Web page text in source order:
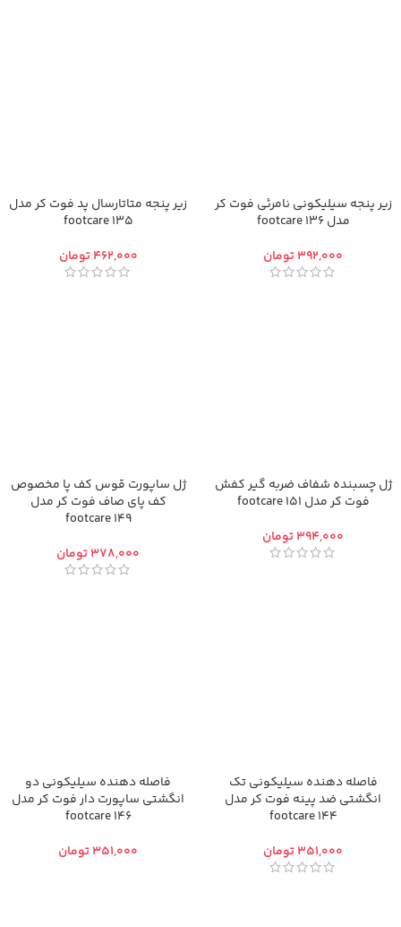
زیر پنجه سیلیکونی نامرئی فوت کر
مدل footcare 136
تومان
زیر پنجه متاتارسال پد فوت کر مدل
footcare 135
تومان
ژل چسبنده شفاف ضربه گیر کفش
فوت کر مدل footcare 151
تومان
ژل ساپورت قوس کف پا مخصوص
کف پای صاف فوت کر مدل
footcare 149
تومان
فاصله دهنده سیلیکونی تک
انگشتی ضد پینه فوت کر مدل
footcare 144
تومان
فاصله دهنده سیلیکونی دو
انگشتی ساپورت دار فوت کر مدل
footcare 146
تومان